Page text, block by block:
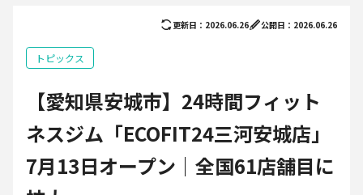
更新日：2026.06.26 公開日：2026.06.26
トピックス
【愛知県安城市】24時間フィット
ネスジム「ECOFIT24三河安城店」
7月13日オープン｜全国61店舗目に